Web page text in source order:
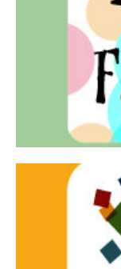
Teatro In
per far